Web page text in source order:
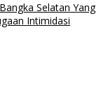
Selatan Yang
Intimidasi